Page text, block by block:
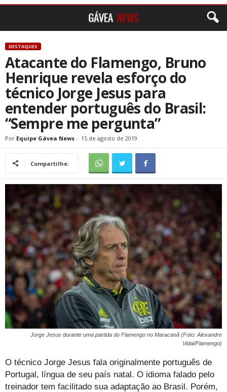
DESTAQUES
Atacante do Flamengo, Bruno
Henrique revela esforço do
técnico Jorge Jesus para
entender português do Brasil:
“Sempre me pergunta”
Por Equipe Gávea News - 15 de agosto de 2019
Compartilhe:
Jorge Jesus durante uma partida do Flamengo no Maracanã (Foto: Alexandre
Vidal/Flamengo)
O técnico Jorge Jesus fala originalmente português de
Portugal, língua de seu país natal. O idioma falado pelo
treinador tem facilitado sua adaptação ao Brasil. Porém,